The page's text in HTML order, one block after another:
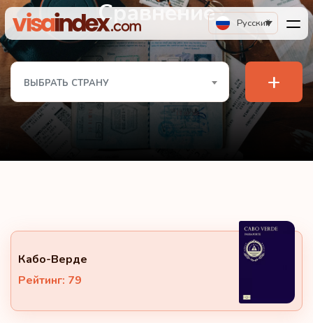
Русский
Сравнение
ВЫБРАТЬ СТРАНУ +
Кабо-Верде
Рейтинг: 79